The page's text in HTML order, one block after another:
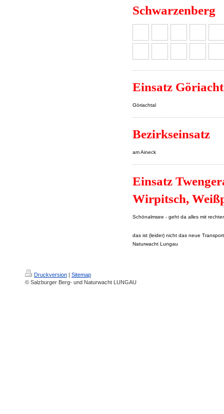
Schwarzenberg
Einsatz
Göriachtal
Bezirkseinsatz
am Aineck
Einsatz
Wirpitsch,
Schönalmsee - geht da alles mit
das ist (leider) nicht das neue
Naturwacht Lungau
Druckversion | Sitemap
© Salzburger Berg- und Naturwacht LUNGAU